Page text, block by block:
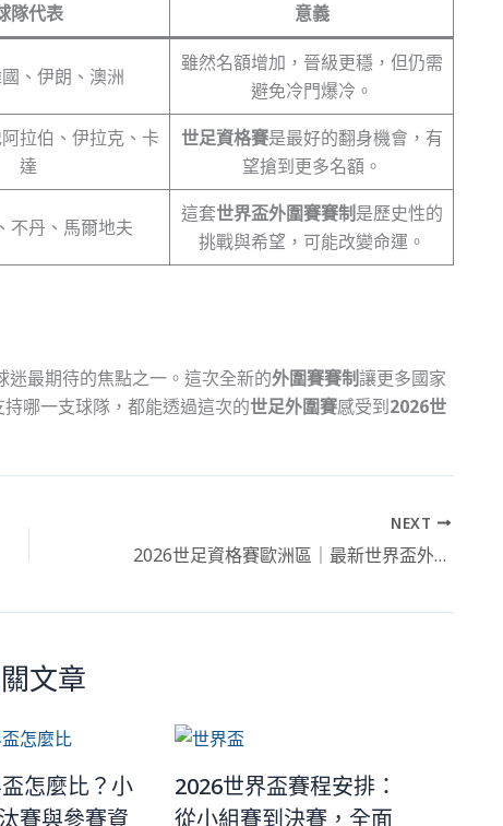
隊代表 意義
、伊朗、澳洲
雖然名額增加，晉級更穩，但仍需
避免冷門爆冷。
拉伯、伊拉克、卡
達
世足資格賽是最好的翻身機會，有
望搶到更多名額。
不丹、馬爾地夫
這套世界盃外圍賽賽制是歷史性的
挑戰與希望，可能改變命運。
迷最期待的焦點之一。這次全新的外圍賽賽制讓更多國家
哪一支球隊，都能透過這次的世足外圍賽感受到2026世
NEXT
2026世足資格賽歐洲區｜最新世界盃外圍賽賽程
文章
怎麼比？小
賽與參賽資
2026世界盃賽程安排：
從小組賽到決賽，全面